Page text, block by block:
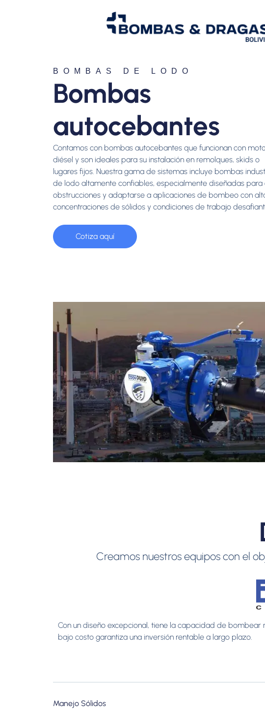
BOMBAS DE LODO
Bombas
autocebantes
Contamos con bombas autocebantes que funcionan con
diésel y son ideales para su instalación en remolques, skids o
lugares fijos. Nuestra gama de sistemas incluye bombas
de lodo altamente confiables, especialmente diseñadas para
obstrucciones y adaptarse a aplicaciones de bombeo con
concentraciones de sólidos y condiciones de trabajo
Cotiza aquí
Creamos nuestros equipos con el
Con un diseño excepcional, tiene la capacidad de
bajo costo garantiza una inversión rentable a largo plazo.
Manejo Sólidos